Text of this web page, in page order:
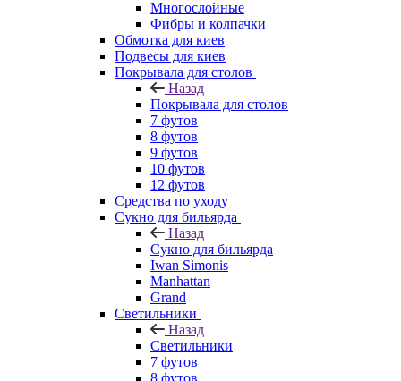
Многослойные
Фибры и колпачки
Обмотка для киев
Подвесы для киев
Покрывала для столов
Назад
Покрывала для столов
7 футов
8 футов
9 футов
10 футов
12 футов
Средства по уходу
Сукно для бильярда
Назад
Сукно для бильярда
Iwan Simonis
Manhattan
Grand
Светильники
Назад
Светильники
7 футов
8 футов